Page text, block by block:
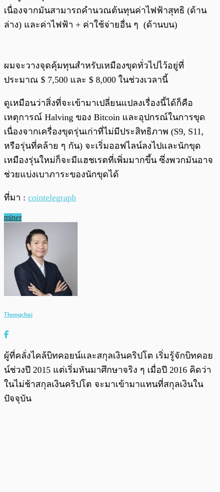
เนื่องจากมันสามารถคำนวณต้นทุนค่าไฟฟ้าสุทธิ (ด้าน
ล่าง) และค่าไฟฟ้า + ค่าใช้จ่ายอื่น ๆ (ด้านบน)
ผมจะวางจุดคุ้มทุนสำหรับเหมืองขุดทั่วไปไว้อยู่ที่
ประมาณ $ 7,500 และ $ 8,000 ในช่วงเวลานี้
ดูเหมือนว่าสิ่งที่จะเข้ามาเปลี่ยนแปลงเรื่องนี้ได้ก็คือ
เหตุการณ์ Halving ของ Bitcoin และอุปกรณ์ในการขุด
เนื่องจากเครื่องขุดรุ่นเก่าที่ไม่มีประสิทธิภาพ (S9, S11,
หรือรุ่นที่คล้าย ๆ กัน) จะเริ่มออฟไลน์ลงไปและนักขุด
เหมืองรุ่นใหม่ก็จะมีแฮชเรตที่เพิ่มมากขึ้น ซึ่งพวกมันอาจ
ช่วยแบ่งเบาภาระของนักขุดได้
ที่มา : cointelegraph
miner
Thongchai
ผู้ที่คลั่งไคล้บิทคอยน์และสกุลเงินคริปโต เริ่มรู้จักบิทคอย
น์ช่วงปี 2015 แต่เริ่มหันมาศึกษาจริง ๆ เมื่อปี 2016 คิดว่า
ในไม่ช้าสกุลเงินคริปโต จะมาเข้ามาแทนที่สกุลเงินใน
ปัจจุบัน